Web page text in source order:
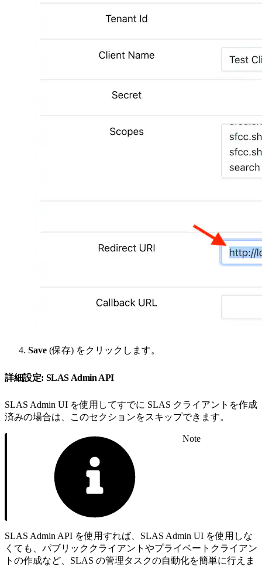
Save (保存) をクリックします。
詳細設定: SLAS Admin API
SLAS Admin UI を使用してすでに SLAS クライアントを作成
済みの場合は、このセクションをスキップできます。
Note
SLAS Admin API を使用すれば、SLAS Admin UI を使用しな
くても、パブリッククライアントやプライベートクライアン
トの作成など、SLAS の管理タスクの自動化を簡単に行えま